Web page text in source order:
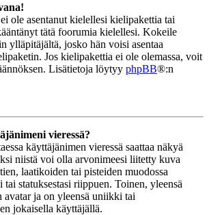
ole asentanut kielellesi kielipakettia tai
tätä foorumia kielellesi. Kokeile
ylläpitäjältä, josko hän voisi asentaa
Jos kielipakettia ei ole olemassa, voit
Lisätietoja löytyy phpBB®:n
vieressä?
käyttäjänimen vieressä saattaa näkyä
niistä voi olla arvonimeesi liitetty kuva
laatikoiden tai pisteiden muodossa
tai statuksestasi riippuen. Toinen, yleensä
avatar ja on yleensä uniikki tai
jokaisella käyttäjällä.